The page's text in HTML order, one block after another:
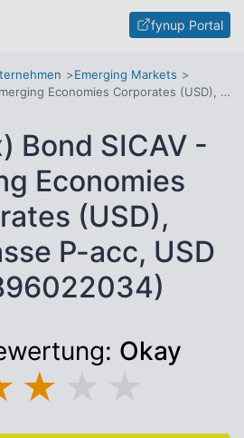
fynup Portal
Emerging Markets
UBS (Lux) Bond SICAV - Emerging Economies Corporates (USD), Anteilsklasse P-acc, USD
Bond SICAV -
Economies
(USD),
P-acc, USD
Okay
★